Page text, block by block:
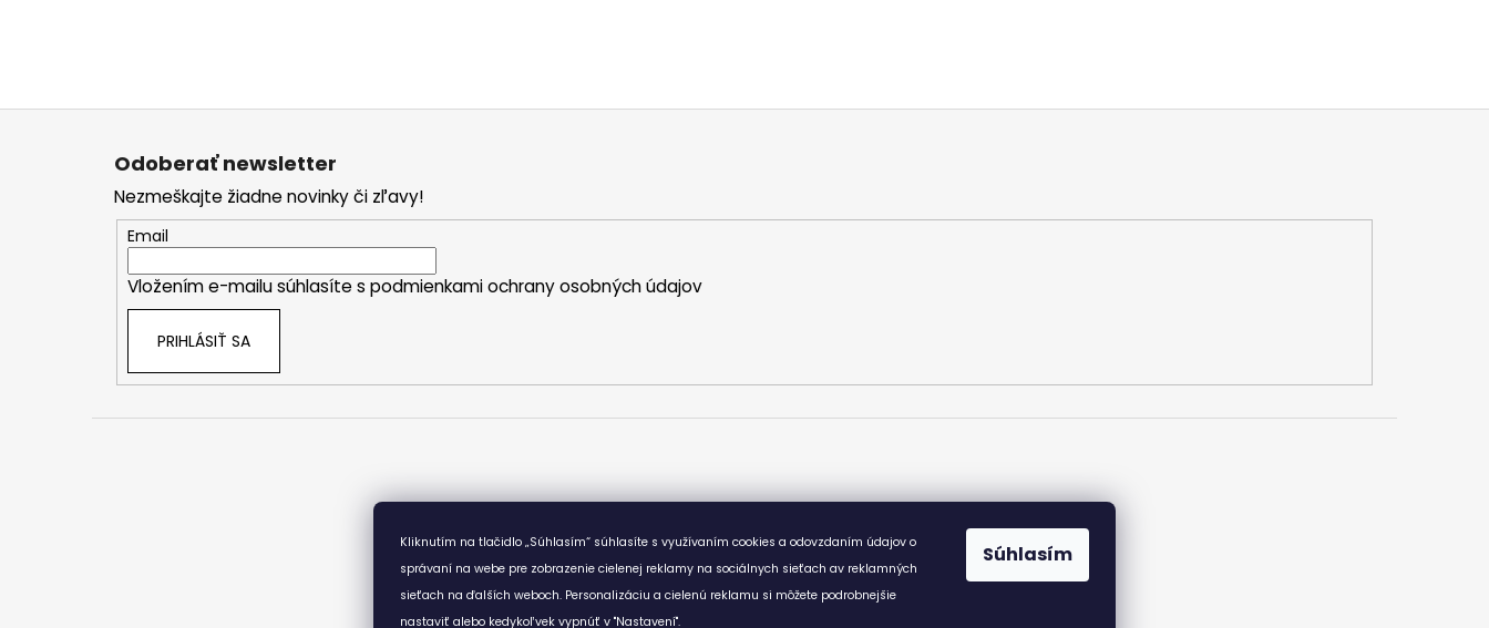
Kliknutím na tlačidlo „Súhlasím“ súhlasíte s využívaním cookies a odovzdaním údajov o
správaní na webe pre zobrazenie cielenej reklamy na sociálnych sieťach av reklamných
sieťach na ďalších weboch. Personalizáciu a cielenú reklamu si môžete podrobnejšie
nastaviť alebo kedykoľvek vypnúť v "Nastavení".
Súhlasím
Z
Odoberať newsletter
Nezmeškajte žiadne novinky či zľavy!
Email
Vložením e-mailu súhlasíte s podmienkami ochrany osobných údajov
PRIHLÁSIŤ SA